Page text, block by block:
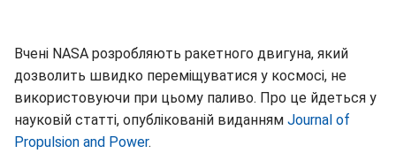
Вчені NASA розробляють ракетного двигуна, який
дозволить швидко переміщуватися у космосі, не
використовуючи при цьому паливо. Про це йдеться у
науковій статті, опублікованій виданням Journal of
Propulsion and Power.